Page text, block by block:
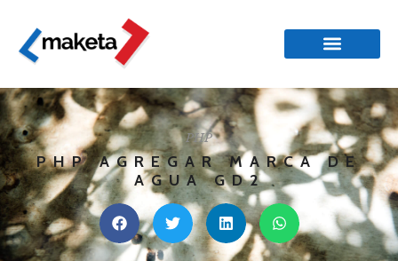
PHP
PHP AGREGAR MARCA DE
AGUA GD2